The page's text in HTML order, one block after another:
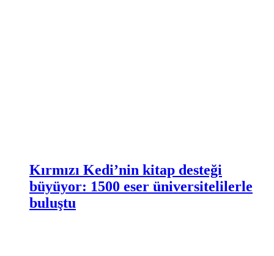
Kırmızı Kedi’nin kitap desteği
büyüyor: 1500 eser üniversitelilerle
buluştu